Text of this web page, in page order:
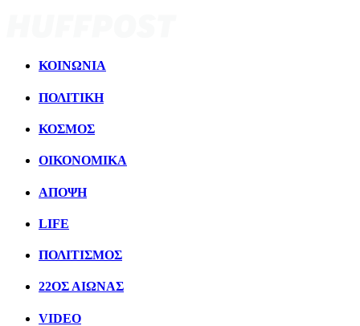
ΚΟΙΝΩΝΙΑ
ΠΟΛΙΤΙΚΗ
ΚΟΣΜΟΣ
ΟΙΚΟΝΟΜΙΚΑ
ΑΠΟΨΗ
LIFE
ΠΟΛΙΤIΣΜΟΣ
22ΟΣ ΑΙΩΝΑΣ
VIDEO